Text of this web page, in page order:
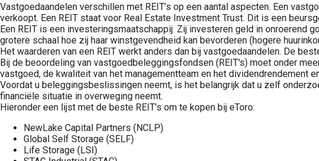
Vastgoedaandelen verschillen met REIT’s op een aantal aspecten. Een
verkoopt. Een REIT staat voor Real Estate Investment Trust. Dit is een
Een REIT is een investeringsmaatschappij. Zij investeren geld in onroerend
grotere schaal hoe zij haar winstgevendheid kan bevorderen (hogere
Het waarderen van een REIT werkt anders dan bij vastgoedaandelen. De
Bij de beoordeling van vastgoedbeleggingsfondsen (REIT's) moet onder
vastgoed, de kwaliteit van het managementteam en het dividendrendement
Voordat u beleggingsbeslissingen neemt, is het belangrijk dat u zelf
financiële situatie in overweging neemt.
Hieronder een lijst met de beste REIT’s om te kopen bij eToro:
NewLake Capital Partners (NCLP)
Global Self Storage (SELF)
Life Storage (LSI)